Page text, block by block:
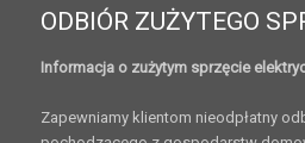
ODBIÓR ZUŻYTEGO
Informacja o zużytym sprzęcie
Zapewniamy klientom nieodpłatny